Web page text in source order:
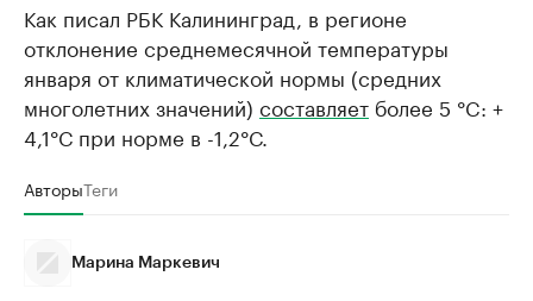
Как писал РБК Калининград, в регионе
отклонение среднемесячной температуры
января от климатической нормы (средних
многолетних значений) составляет более 5 °C: +
4,1°С при норме в -1,2°С.
АвторыТеги
Марина Маркевич